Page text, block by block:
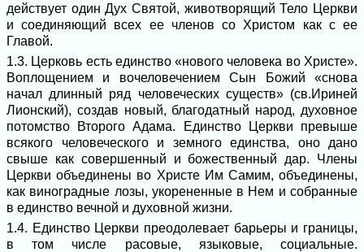
действует один Дух Святой, животворящий Тело Церкви
и соединяющий всех ее членов со Христом как с ее
Главой.
1.3. Церковь есть единство «нового человека во Христе».
Воплощением и вочеловечением Сын Божий «снова
начал длинный ряд человеческих существ» (св.Ириней
Лионский), создав новый, благодатный народ, духовное
потомство Второго Адама. Единство Церкви превыше
всякого человеческого и земного единства, оно дано
свыше как совершенный и божественный дар. Члены
Церкви объединены во Христе Им Самим, объединены,
как виноградные лозы, укорененные в Нем и собранные
в единство вечной и духовной жизни.
1.4. Единство Церкви преодолевает барьеры и границы,
в том числе расовые, языковые, социальные.